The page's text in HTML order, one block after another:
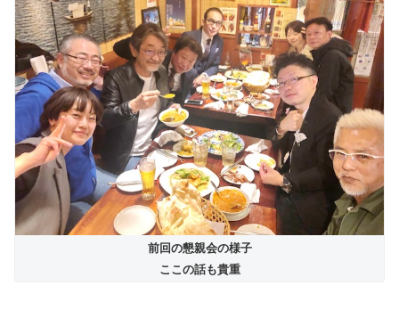
前回の懇親会の様子
ここの話も貴重